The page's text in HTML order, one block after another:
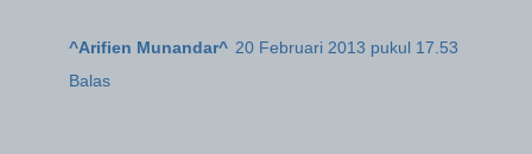
^Arifien Munandar^ 20 Februari 2013 pukul 17.53
Balas